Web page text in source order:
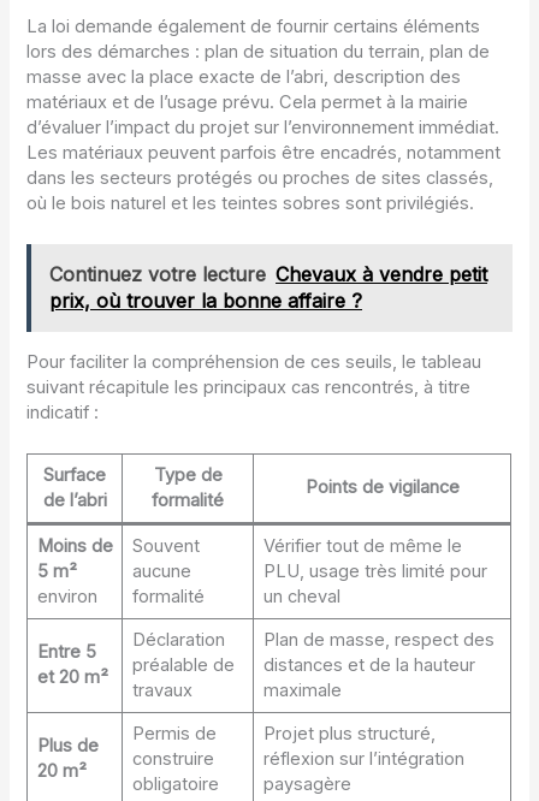
La loi demande également de fournir certains éléments
lors des démarches : plan de situation du terrain, plan de
masse avec la place exacte de l’abri, description des
matériaux et de l’usage prévu. Cela permet à la mairie
d’évaluer l’impact du projet sur l’environnement immédiat.
Les matériaux peuvent parfois être encadrés, notamment
dans les secteurs protégés ou proches de sites classés,
où le bois naturel et les teintes sobres sont privilégiés.
Continuez votre lecture Chevaux à vendre petit
prix, où trouver la bonne affaire ?
Pour faciliter la compréhension de ces seuils, le tableau
suivant récapitule les principaux cas rencontrés, à titre
indicatif :
Surface
de l’abri
Type de
formalité
Points de vigilance
Moins de
5 m²
environ
Souvent
aucune
formalité
Vérifier tout de même le
PLU, usage très limité pour
un cheval
Entre 5
et 20 m²
Déclaration
préalable de
travaux
Plan de masse, respect des
distances et de la hauteur
maximale
Plus de
20 m²
Permis de
construire
obligatoire
Projet plus structuré,
réflexion sur l’intégration
paysagère